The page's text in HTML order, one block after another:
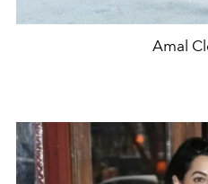
Amal